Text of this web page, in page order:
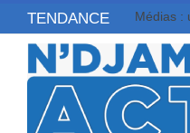
TENDANCE Médias :